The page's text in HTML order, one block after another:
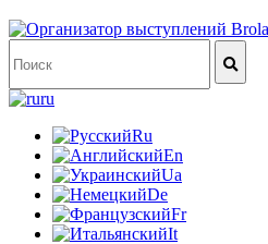
ru
Ru
En
Ua
De
Fr
It